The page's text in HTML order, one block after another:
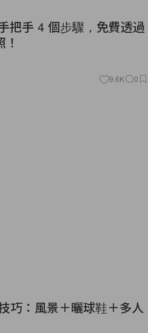
把手 4 個步驟，免費透過
9.6K 0
巧：風景＋曬球鞋＋多人